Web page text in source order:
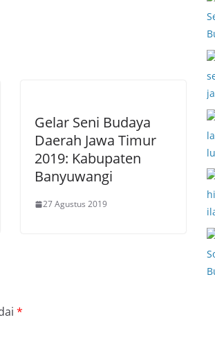
Gelar Seni Budaya
Daerah Jawa Timur
2019: Kabupaten
Banyuwangi
27 Agustus 2019
*